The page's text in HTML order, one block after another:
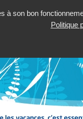
à son bon
Politique